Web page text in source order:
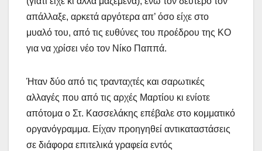
απάλλαξε, αρκετά αργότερα απ’ όσο είχε στο
μυαλό του, από τις ευθύνες του προέδρου της ΚΟ
για να χρίσει νέο τον Νίκο Παππά.
Ήταν δύο από τις τρανταχτές και σαρωτικές
αλλαγές που από τις αρχές Μαρτίου κι ενίοτε
απότομα ο Στ. Κασσελάκης επέβαλε στο κομματικό
οργανόγραμμα. Είχαν προηγηθεί αντικαταστάσεις
σε διάφορα επιτελικά γραφεία εντός